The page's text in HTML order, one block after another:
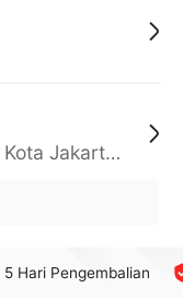
Daerah Khusus Ibukota Jakarta, Kota Jakarta Barat, Cengkareng, yy
5 Hari Pengembalian